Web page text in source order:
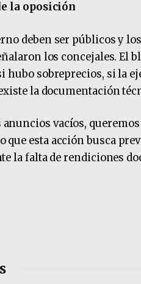
la oposición
deben ser públicos y
los concejales. El
hubo sobreprecios, si la
la documentación
anuncios vacíos,
que esta acción busca
la falta de rendiciones